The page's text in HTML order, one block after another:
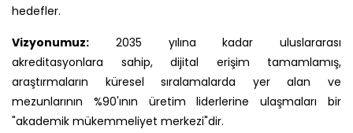
hedefler.
Vizyonumuz: 2035 yılına kadar uluslararası
akreditasyonlara sahip, dijital erişim tamamlamış,
araştırmaların küresel sıralamalarda yer alan ve
mezunlarının %90'ının üretim liderlerine ulaşmaları bir
"akademik mükemmeliyet merkezi"dir.